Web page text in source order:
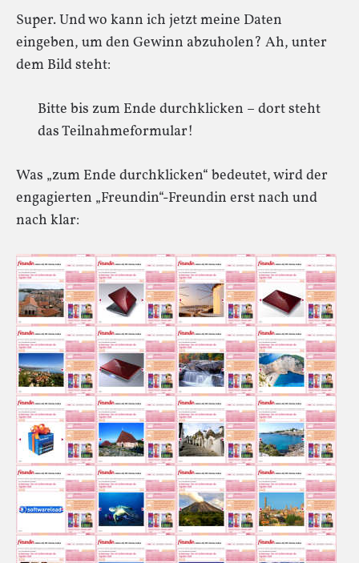
Super. Und wo kann ich jetzt meine Daten
eingeben, um den Gewinn abzuholen? Ah, unter
dem Bild steht:
Bitte bis zum Ende durchklicken – dort steht
das Teilnahmeformular!
Was „zum Ende durchklicken“ bedeutet, wird der
engagierten „Freundin“-Freundin erst nach und
nach klar: